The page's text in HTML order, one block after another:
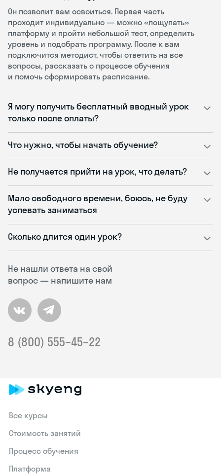
Не нашли ответа на свой
вопрос — напишите нам
8 (800) 555–45–22
Он позволит вам освоиться. Первая часть
проходит индивидуально — можно «пощупать»
платформу и пройти небольшой тест, определить
уровень и подобрать программу. После к вам
подключится методист, чтобы ответить на все
вопросы, рассказать о процессе обучения
и помочь сформировать расписание.
Я могу получить бесплатный вводный урок
только после оплаты?
Что нужно, чтобы начать обучение?
Не получается прийти на урок, что делать?
Мало свободного времени, боюсь, не буду
успевать заниматься
Сколько длится один урок?
Все курсы
Стоимость занятий
Процесс обучения
Платформа